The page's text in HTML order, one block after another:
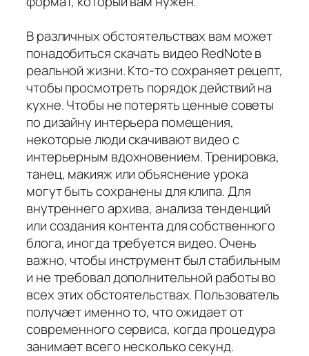
В различных обстоятельствах вам может
понадобиться скачать видео RedNote в
реальной жизни. Кто-то сохраняет рецепт,
чтобы просмотреть порядок действий на
кухне. Чтобы не потерять ценные советы
по дизайну интерьера помещения,
некоторые люди скачивают видео с
интерьерным вдохновением. Тренировка,
танец, макияж или объяснение урока
могут быть сохранены для клипа. Для
внутреннего архива, анализа тенденций
или создания контента для собственного
блога, иногда требуется видео. Очень
важно, чтобы инструмент был стабильным
и не требовал дополнительной работы во
всех этих обстоятельствах. Пользователь
получает именно то, что ожидает от
современного сервиса, когда процедура
занимает всего несколько секунд.